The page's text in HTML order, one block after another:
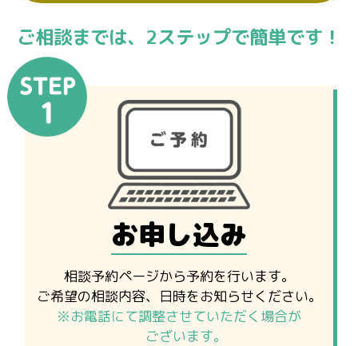
ご相談までは、2ステップで簡単です！
お申し込み
相談予約ページから予約を行います。
ご希望の相談内容、日時をお知らせください。
※お電話にて調整させていただく場合が
ございます。